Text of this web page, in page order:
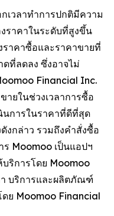
เวลาทำการปกติมีความ
ราคาในระดับที่สูงขึ้น
าคาซื้อและราคาขายที่
ที่ลดลง ซึ่งอาจไม่
Financial Inc.
ยในช่วงเวลาการซื้อ
นการในราคาที่ดีที่สุด
งกล่าว รวมถึงคำสั่งซื้อ
Moomoo เป็นแอปฯ
ริการโดย Moomoo
า บริการและผลิตภัณฑ์
ย Moomoo Financial